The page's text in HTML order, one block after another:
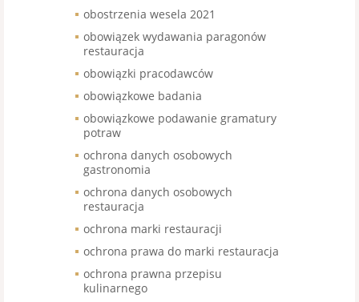
obostrzenia wesela 2021
obowiązek wydawania paragonów
restauracja
obowiązki pracodawców
obowiązkowe badania
obowiązkowe podawanie gramatury
potraw
ochrona danych osobowych
gastronomia
ochrona danych osobowych
restauracja
ochrona marki restauracji
ochrona prawa do marki restauracja
ochrona prawna przepisu
kulinarnego